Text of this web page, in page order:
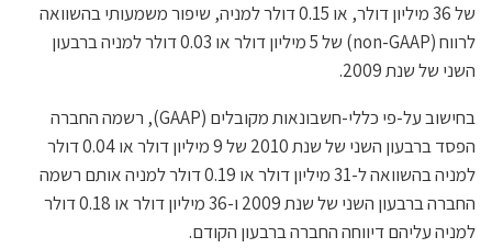
של 36 מיליון דולר, או 0.15 דולר למניה, שיפור משמעותי בהשוואה
לרווח (non-GAAP) של 5 מיליון דולר או 0.03 דולר למניה ברבעון
השני של שנת 2009.
בחישוב על-פי כללי-חשבונאות מקובלים (GAAP), רשמה החברה
הפסד ברבעון השני של שנת 2010 של 9 מיליון דולר או 0.04 דולר
למניה בהשוואה ל-31 מיליון דולר או 0.19 דולר למניה אותם רשמה
החברה ברבעון השני של שנת 2009 ו-36 מיליון דולר או 0.18 דולר
למניה עליהם דיווחה החברה ברבעון הקודם.